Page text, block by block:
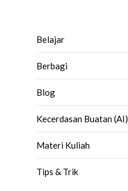
Belajar
Berbagi
Blog
Kecerdasan Buatan (AI)
Materi Kuliah
Tips & Trik